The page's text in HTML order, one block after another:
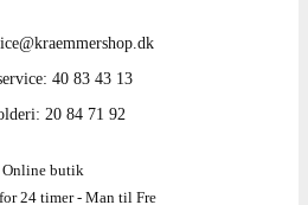
40 83 43 13
20 84 71 92
Online butik
24 timer - Man til Fre